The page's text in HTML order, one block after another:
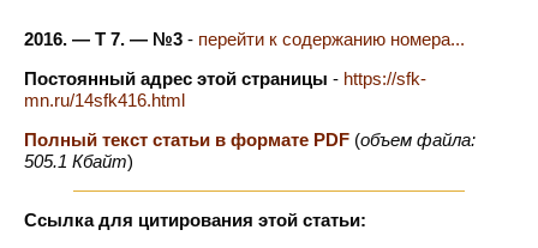
2016. — Т 7. — №3 - перейти к содержанию номера...
Постоянный адрес этой страницы - https://sfk-
mn.ru/14sfk416.html
Полный текст статьи в формате PDF (объем файла:
505.1 Кбайт)
Ссылка для цитирования этой статьи: